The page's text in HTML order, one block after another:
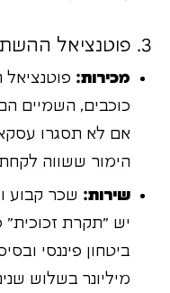
3. פוטנציאל ההשתכרות: מי מנצח בכיס?
מכירות:
כוכבים, השמיים
אם לא תסגרו
הימור ששווה
שירות: שכר קבוע
יש "תקרת
ביטחון פיננסי
מיליונר בשלוש